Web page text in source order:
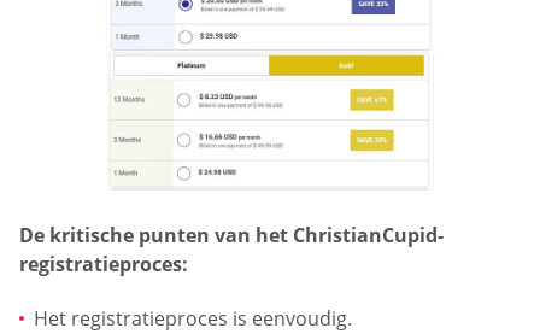
De kritische punten van het ChristianCupid-
registratieproces:
Het registratieproces is eenvoudig.